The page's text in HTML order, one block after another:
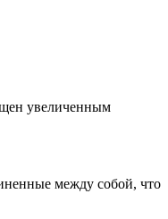
увеличенным
между собой, что